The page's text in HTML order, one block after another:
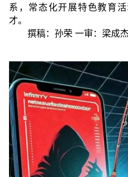
系，常态化开展特色教育
才。
撰稿：孙荣 一审：梁成